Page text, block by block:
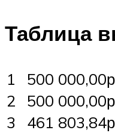
Таблица
1 500
2
500
3
461